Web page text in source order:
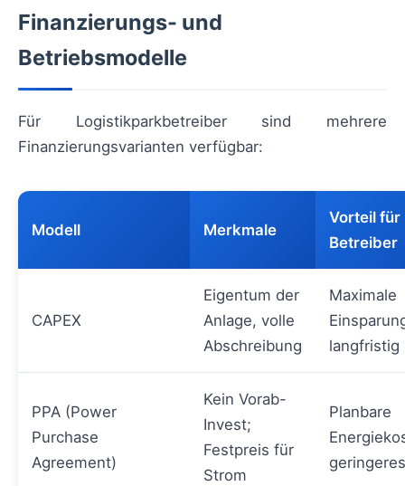
Finanzierungs- und
Betriebsmodelle
Für Logistikparkbetreiber sind mehrere
Finanzierungsvarianten verfügbar:
Modell Merkmale
Vorteil für
Betreiber
CAPEX
Eigentum der
Anlage, volle
Abschreibung
Maximale
langfristig
PPA (Power
Purchase
Agreement)
Kein Vorab-
Invest;
Festpreis für
Strom
Planbare